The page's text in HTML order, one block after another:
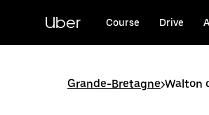
principal
Uber Course Drive
Grande-Bretagne>Walton